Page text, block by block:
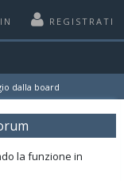
REGISTRATI
dalla board
la funzione in